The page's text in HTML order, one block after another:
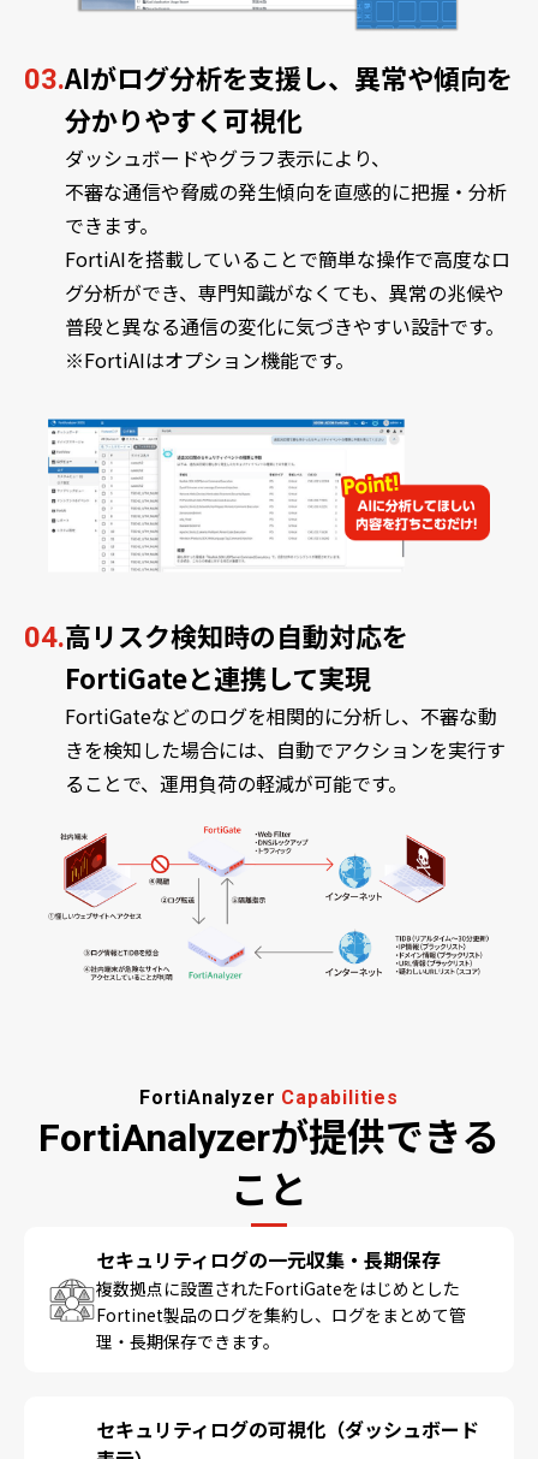
03.AIがログ分析を支援し、異常や傾向を
分かりやすく可視化
ダッシュボードやグラフ表示により、
不審な通信や脅威の発生傾向を直感的に把握・分析
できます。
FortiAIを搭載していることで簡単な操作で高度なロ
グ分析ができ、専門知識がなくても、異常の兆候や
普段と異なる通信の変化に気づきやすい設計です。
※FortiAIはオプション機能です。
04.高リスク検知時の自動対応を
FortiGateと連携して実現
FortiGateなどのログを相関的に分析し、不審な動
きを検知した場合には、自動でアクションを実行す
ることで、運用負荷の軽減が可能です。
FortiAnalyzer Capabilities
FortiAnalyzerが提供できる
こと
セキュリティログの一元収集・長期保存
複数拠点に設置されたFortiGateをはじめとした
Fortinet製品のログを集約し、ログをまとめて管
理・長期保存できます。
セキュリティログの可視化（ダッシュボード